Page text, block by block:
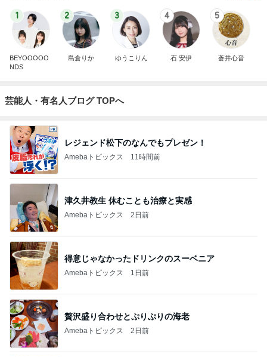
1
BEYOOOOO
NDS
2
島倉りか
3
ゆうこりん
4
石 安伊
5
蒼井心音
芸能人・有名人ブログ TOPへ
レジェンド松下のなんでもプレゼン！
Amebaトピックス 11時間前
津久井教生 休むことも治療と実感
Amebaトピックス 2日前
得意じゃなかったドリンクのスーベニア
Amebaトピックス 1日前
贅沢盛り合わせとぷりぷりの海老
Amebaトピックス 2日前